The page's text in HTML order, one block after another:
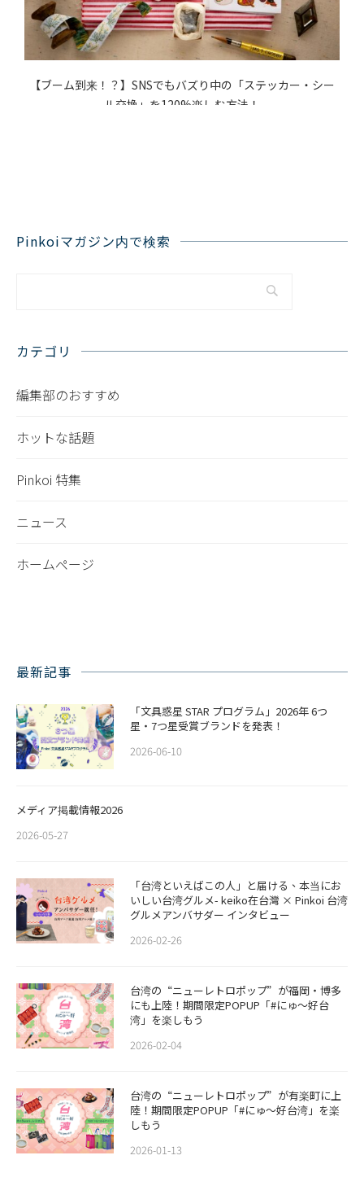
【ブーム到来！？】SNSでもバズり中の「ステッカー・シー
ル交換」を120%楽しむ方法！
Pinkoiマガジン内で検索
カテゴリ
編集部のおすすめ
ホットな話題
Pinkoi 特集
ニュース
ホームページ
最新記事
「文具惑星 STAR プログラム」2026年 6つ
星・7つ星受賞ブランドを発表！
2026-06-10
メディア掲載情報2026
2026-05-27
「台湾といえばこの人」と届ける、本当にお
いしい台湾グルメ- keiko在台灣 × Pinkoi 台湾
グルメアンバサダー インタビュー
2026-02-26
​​台湾の“ニューレトロポップ”が福岡・博多
にも上陸！期間限定POPUP「#にゅ〜好台
湾」を楽しもう
2026-02-04
台湾の“ニューレトロポップ”が有楽町に上
陸！期間限定POPUP「#にゅ〜好台湾」を楽
しもう
2026-01-13